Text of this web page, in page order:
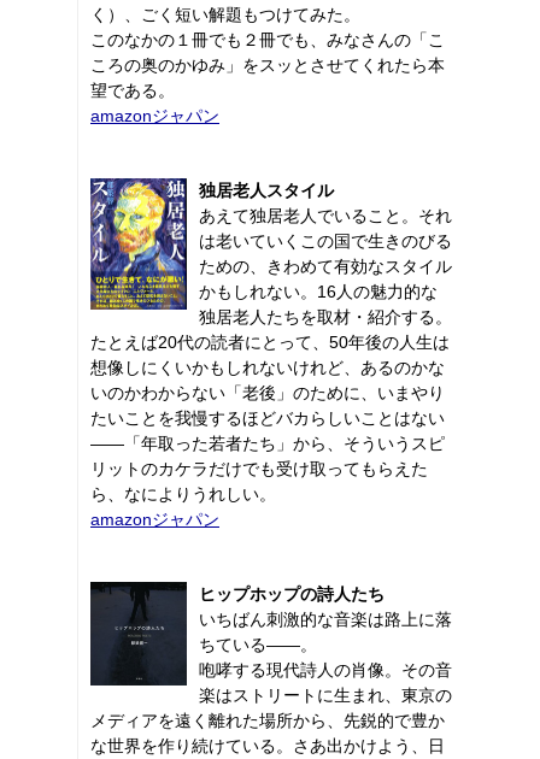
く）、ごく短い解題もつけてみた。
このなかの１冊でも２冊でも、みなさんの「こ
ころの奥のかゆみ」をスッとさせてくれたら本
望である。
amazonジャパン
独居老人スタイル
あえて独居老人でいること。それ
は老いていくこの国で生きのびる
ための、きわめて有効なスタイル
かもしれない。16人の魅力的な
独居老人たちを取材・紹介する。
たとえば20代の読者にとって、50年後の人生は
想像しにくいかもしれないけれど、あるのかな
いのかわからない「老後」のために、いまやり
たいことを我慢するほどバカらしいことはない
――「年取った若者たち」から、そういうスピ
リットのカケラだけでも受け取ってもらえた
ら、なによりうれしい。
amazonジャパン
ヒップホップの詩人たち
いちばん刺激的な音楽は路上に落
ちている――。
咆哮する現代詩人の肖像。その音
楽はストリートに生まれ、東京の
メディアを遠く離れた場所から、先鋭的で豊か
な世界を作り続けている。さあ出かけよう、日